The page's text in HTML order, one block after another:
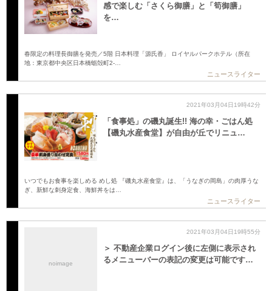
感で楽しむ「さくら御膳」と「筍御膳」
を…
春限定の料理長御膳を発売／5階 日本料理「源氏香」 ロイヤルパークホテル（所在
地：東京都中央区日本橋蛎殻町2-…
ニュースライター
2021年03月04日19時42分
「食事処」の磯丸誕生!! 海の幸・ごはん処
【磯丸水産食堂】が自由が丘でリニュ…
いつでもお食事を楽しめる めし処 『磯丸水産食堂』は、「うなぎの岡島」の肉厚うな
ぎ、新鮮な刺身定食、海鮮丼をは…
ニュースライター
noimage
2021年03月04日19時55分
＞ 不動産企業ログイン後に左側に表示され
るメニューバーの表記の変更は可能です…